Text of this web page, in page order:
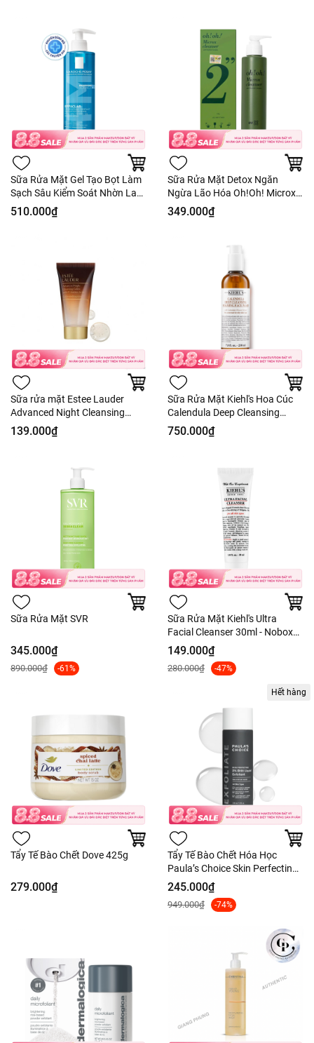
Sữa Rửa Mặt Gel Tạo Bọt Làm
Sạch Sâu Kiểm Soát Nhờn La
Roche-Posay Effaclar Gel
Moussant Purifiant 400ml -
510.000₫
Sữa Rửa Mặt Detox Ngăn
Ngừa Lão Hóa Oh!Oh! Microx
Cleanser (with Peptide
Complex) 150g - Fullbox Hàng
349.000₫
Sữa rửa mặt Estee Lauder
Advanced Night Cleansing
Gelée
139.000₫
Sữa Rửa Mặt Kiehl's Hoa Cúc
Calendula Deep Cleansing
Foaming Face Wash
750.000₫
Sữa Rửa Mặt SVR
345.000₫
890.000₫ -61%
Sữa Rửa Mặt Kiehl's Ultra
Facial Cleanser 30ml - Nobox
Tách Set US
149.000₫
280.000₫ -47%
Tẩy Tế Bào Chết Dove 425g
279.000₫
Hết hàng
Tẩy Tế Bào Chết Hóa Học
Paula’s Choice Skin Perfecting
2% BHA Liquid
245.000₫
949.000₫ -74%